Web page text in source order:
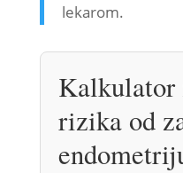
lekarom.
Kalkulator
rizika od